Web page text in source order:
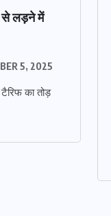
से लड़ने में
5, 2025
का तोड़